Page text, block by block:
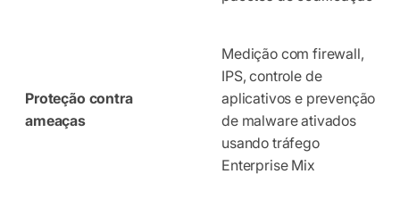
Proteção contra
ameaças
Medição com firewall,
IPS, controle de
aplicativos e prevenção
de malware ativados
usando tráfego
Enterprise Mix